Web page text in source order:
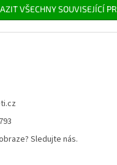
VŠECHNY SOUVISEJÍCÍ
Sledujte nás.